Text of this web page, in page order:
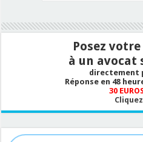
Posez
à un avocat
directement
Réponse en 48
30